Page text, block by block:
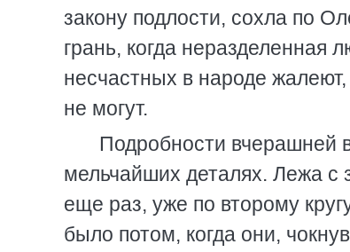
закону подлости, сохла по
грань, когда неразделенная
несчастных в народе
не могут.
Подробности вчерашней
мельчайших деталях. Лежа с
еще раз, уже по второму
было потом, когда они,